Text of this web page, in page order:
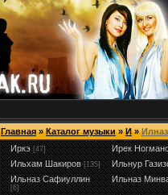
Главная»Каталог музыки»И»
Иркэ [47]
Ирек
Ильхам Шакиров [135]
Ильнур
Ильназ Сафиуллин
[6]
Ильназ